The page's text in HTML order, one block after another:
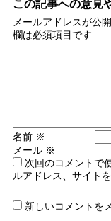
この記事への意見
メールアドレスが公
欄は必須項目です
名前 ※
メール ※
次回のコメントで
ルアドレス、サイトを
新しいコメントを